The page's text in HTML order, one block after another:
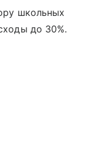
школьных
до 30%.